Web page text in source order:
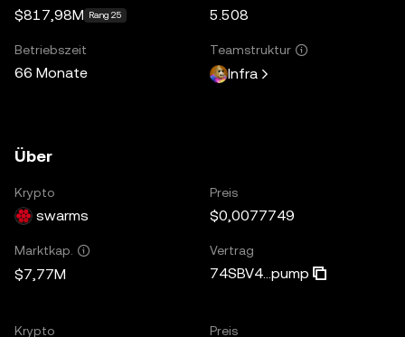
$817,98M Rang 25 5.508
Betriebszeit
66 Monate
Teamstruktur
Infra
Über
Krypto
swarms
Preis
$0,0077749
Marktkap.
$7,77M
Vertrag
74SBV4...pump
Krypto Preis